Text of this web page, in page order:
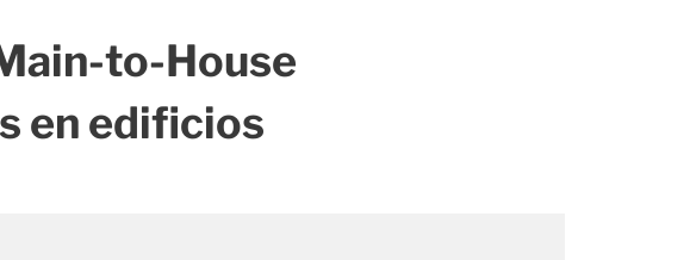
to-House
en edificios